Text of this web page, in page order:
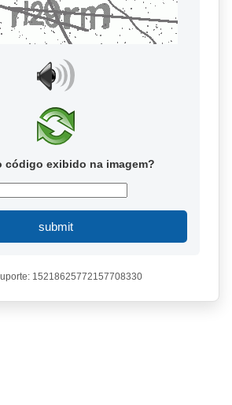
código exibido na imagem?
submit
15218625772157708330